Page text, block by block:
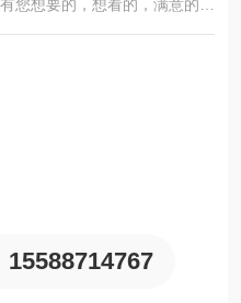
您想要的，想看的，满意的产
检漏仪，SF6气体检漏仪，制
他地方购买的机器内的配置和
15588714767